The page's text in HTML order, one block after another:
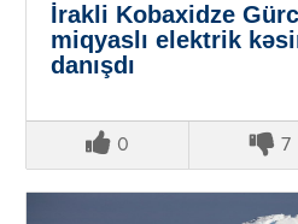
İrakli Kobaxidze
miqyaslı elektrik
danışdı
0 7